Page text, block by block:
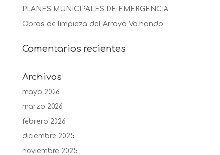
PLANES MUNICIPALES DE EMERGENCIA
Obras de limpieza del Arroyo Valhondo
Comentarios recientes
Archivos
mayo 2026
marzo 2026
febrero 2026
diciembre 2025
noviembre 2025